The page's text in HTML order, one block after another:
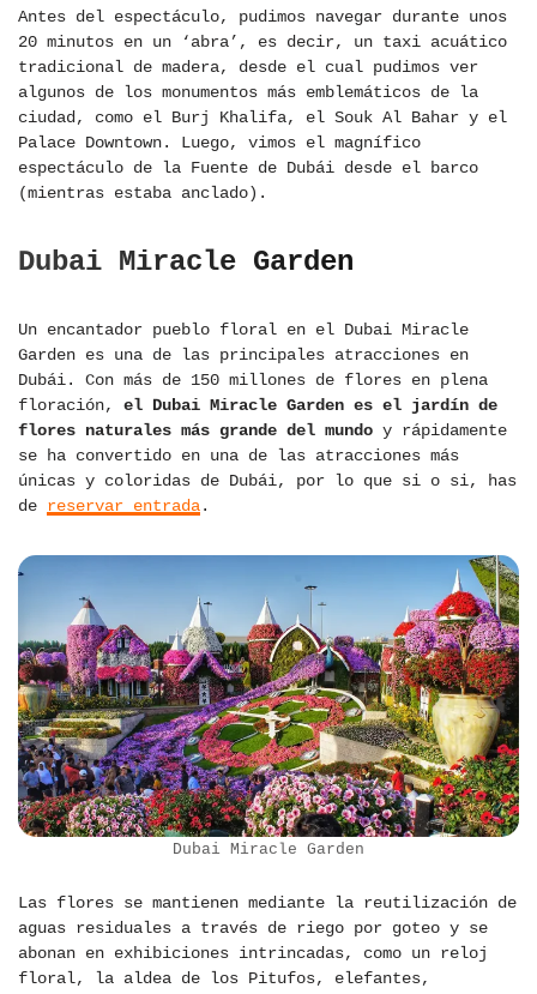
Antes del espectáculo, pudimos navegar durante unos
20 minutos en un ‘abra’, es decir, un taxi acuático
tradicional de madera, desde el cual pudimos ver
algunos de los monumentos más emblemáticos de la
ciudad, como el Burj Khalifa, el Souk Al Bahar y el
Palace Downtown. Luego, vimos el magnífico
espectáculo de la Fuente de Dubái desde el barco
(mientras estaba anclado).
Dubai Miracle Garden
Un encantador pueblo floral en el Dubai Miracle
Garden es una de las principales atracciones en
Dubái. Con más de 150 millones de flores en plena
floración, el Dubai Miracle Garden es el jardín de
flores naturales más grande del mundo y rápidamente
se ha convertido en una de las atracciones más
únicas y coloridas de Dubái, por lo que si o si, has
de reservar entrada.
Dubai Miracle Garden
Las flores se mantienen mediante la reutilización de
aguas residuales a través de riego por goteo y se
abonan en exhibiciones intrincadas, como un reloj
floral, la aldea de los Pitufos, elefantes,